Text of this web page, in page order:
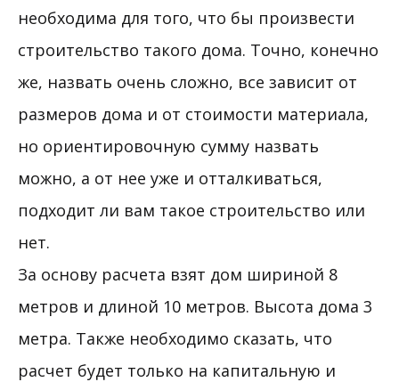
необходима для того, что бы произвести
строительство такого дома. Точно, конечно
же, назвать очень сложно, все зависит от
размеров дома и от стоимости материала,
но ориентировочную сумму назвать
можно, а от нее уже и отталкиваться,
подходит ли вам такое строительство или
нет.
За основу расчета взят дом шириной 8
метров и длиной 10 метров. Высота дома 3
метра. Также необходимо сказать, что
расчет будет только на капитальную и